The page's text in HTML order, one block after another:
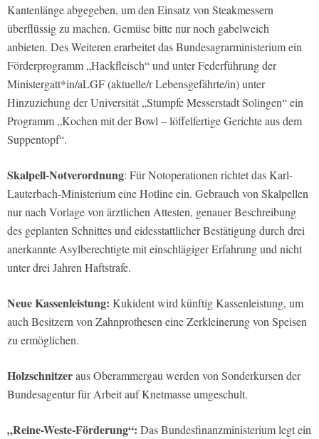
Kantenlänge abgegeben, um den Einsatz von Steakmessern
überflüssig zu machen. Gemüse bitte nur noch gabelweich
anbieten. Des Weiteren erarbeitet das Bundesagrarministerium ein
Förderprogramm „Hackfleisch“ und unter Federführung der
Ministergatt*in/aLGF (aktuelle/r Lebensgefährte/in) unter
Hinzuziehung der Universität „Stumpfe Messerstadt Solingen“ ein
Programm „Kochen mit der Bowl – löffelfertige Gerichte aus dem
Suppentopf“.
Skalpell-Notverordnung: Für Notoperationen richtet das Karl-
Lauterbach-Ministerium eine Hotline ein. Gebrauch von Skalpellen
nur nach Vorlage von ärztlichen Attesten, genauer Beschreibung
des geplanten Schnittes und eidesstattlicher Bestätigung durch drei
anerkannte Asylberechtigte mit einschlägiger Erfahrung und nicht
unter drei Jahren Haftstrafe.
Neue Kassenleistung: Kukident wird künftig Kassenleistung, um
auch Besitzern von Zahnprothesen eine Zerkleinerung von Speisen
zu ermöglichen.
Holzschnitzeraus Oberammergau werden von Sonderkursen der
Bundesagentur für Arbeit auf Knetmasse umgeschult.
„Reine-Weste-Förderung“: Das Bundesfinanzministerium legt ein